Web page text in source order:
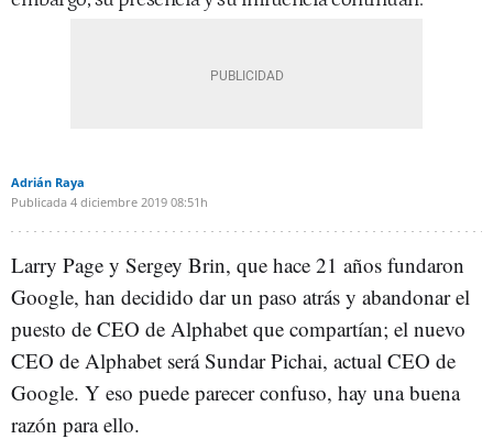
Adrián Raya
Publicada 4 diciembre 2019 08:51h
Larry Page y Sergey Brin, que hace 21 años fundaron
Google, han decidido dar un paso atrás y abandonar el
puesto de CEO de Alphabet que compartían; el nuevo
CEO de Alphabet será Sundar Pichai, actual CEO de
Google. Y eso puede parecer confuso, hay una buena
razón para ello.